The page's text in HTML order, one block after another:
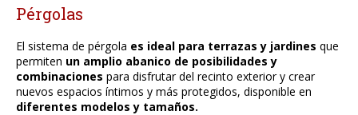
Pérgolas
El sistema de pérgola es ideal para terrazas y jardines que
permiten un amplio abanico de posibilidades y
combinaciones para disfrutar del recinto exterior y crear
nuevos espacios íntimos y más protegidos, disponible en
diferentes modelos y tamaños.